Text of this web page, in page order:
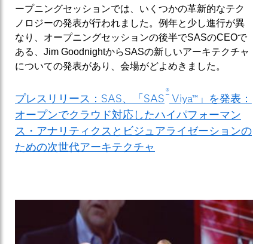
ープニングセッションでは、いくつかの革新的なテク
ノロジーの発表が行われました。例年と少し進行が異
なり、オープニングセッションの後半でSASのCEOで
ある、Jim GoodnightからSASの新しいアーキテクチャ
についての発表があり、会場がどよめきました。
プレスリリース：SAS、「SAS
®
Viya™」を発表：
オープンでクラウド対応したハイパフォーマン
ス・アナリティクスとビジュアライゼーションの
ための次世代アーキテクチャ